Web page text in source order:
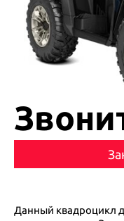
Данный квадроцикл